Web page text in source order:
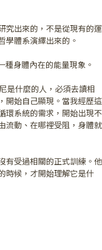
究出來的，不是從現有的運
學體系演繹出來的。
身體內在的能量現象。
是什麼的人，必須去讀相
開始自己顯現。當我經歷這
環系統的需求，開始出現不
動、在哪裡受阻，身體就
有受過相關的正式訓練。他
時候，才開始理解它是什